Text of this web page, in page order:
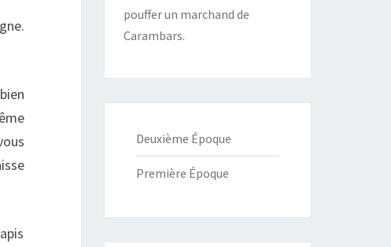
pouffer un marchand de
Carambars.
Deuxième Époque
Première Époque